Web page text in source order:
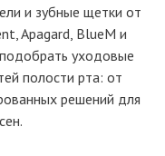
и зубные щетки от
Apagard, BlueM и
уходовые
полости рта: от
решений для